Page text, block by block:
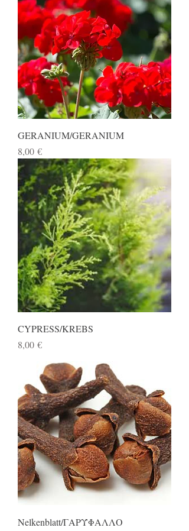
GERANIUM/GERANIUM
Preis
8,00 €
CYPRESS/KREBS
Preis
8,00 €
Nelkenblatt/ΓΑΡΎΦΑΛΛΟ